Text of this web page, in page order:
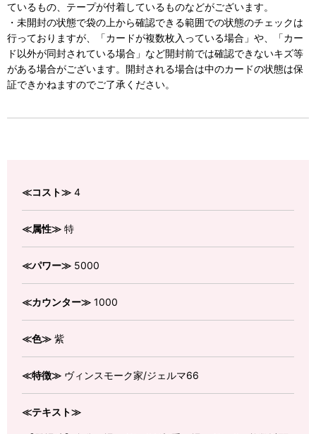
ているもの、テープが付着しているものなどがございます。
・未開封の状態で袋の上から確認できる範囲での状態のチェックは
行っておりますが、「カードが複数枚入っている場合」や、「カー
ド以外が同封されている場合」など開封前では確認できないキズ等
がある場合がございます。開封される場合は中のカードの状態は保
証できかねますのでご了承ください。
≪コスト≫ 4
≪属性≫ 特
≪パワー≫ 5000
≪カウンター≫ 1000
≪色≫ 紫
≪特徴≫ ヴィンスモーク家/ジェルマ66
≪テキスト≫